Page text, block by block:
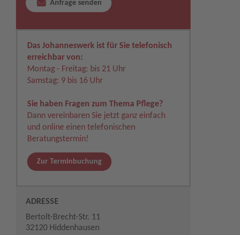
Anfrage senden
Das Johanneswerk ist für Sie telefonisch
erreichbar von:
Montag - Freitag: bis 21 Uhr
Samstag: 9 bis 16 Uhr
Sie haben Fragen zum Thema Pflege?
Dann vereinbaren Sie jetzt ganz einfach
und online einen telefonischen
Beratungstermin!
Zur Terminbuchung
ADRESSE
Bertolt-Brecht-Str. 11
32120 Hiddenhausen